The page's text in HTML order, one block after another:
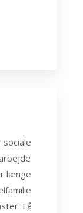
sociale
længe
Få